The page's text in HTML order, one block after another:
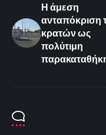
Η άμεση
ανταπόκριση
κρατών ως
πολύτιμη